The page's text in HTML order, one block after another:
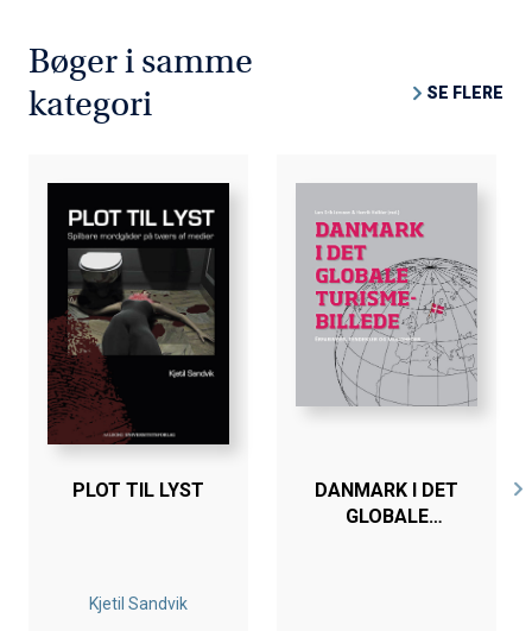
Bøger i samme
kategori
SE FLERE
PLOT TIL LYST
Kjetil Sandvik
DANMARK I DET
GLOBALE